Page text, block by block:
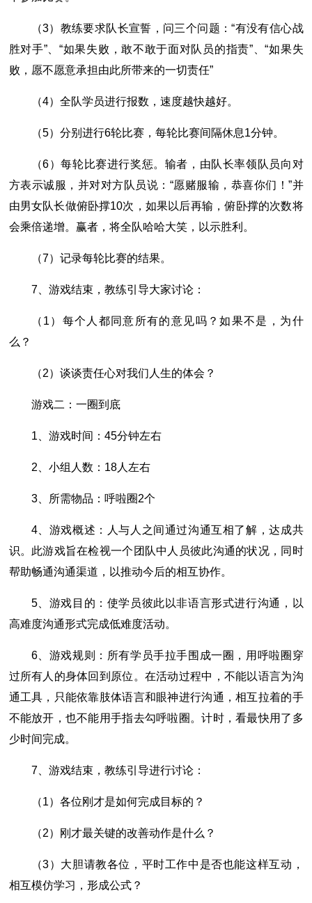
（3）教练要求队长宣誓，问三个问题：“有没有信心战
胜对手”、“如果失败，敢不敢于面对队员的指责”、“如果失
败，愿不愿意承担由此所带来的一切责任”
（4）全队学员进行报数，速度越快越好。
（5）分别进行6轮比赛，每轮比赛间隔休息1分钟。
（6）每轮比赛进行奖惩。输者，由队长率领队员向对
方表示诚服，并对对方队员说：“愿赌服输，恭喜你们！”并
由男女队长做俯卧撑10次，如果以后再输，俯卧撑的次数将
会乘倍递增。赢者，将全队哈哈大笑，以示胜利。
（7）记录每轮比赛的结果。
7、游戏结束，教练引导大家讨论：
（1）每个人都同意所有的意见吗？如果不是，为什
么？
（2）谈谈责任心对我们人生的体会？
游戏二：一圈到底
1、游戏时间：45分钟左右
2、小组人数：18人左右
3、所需物品：呼啦圈2个
4、游戏概述：人与人之间通过沟通互相了解，达成共
识。此游戏旨在检视一个团队中人员彼此沟通的状况，同时
帮助畅通沟通渠道，以推动今后的相互协作。
5、游戏目的：使学员彼此以非语言形式进行沟通，以
高难度沟通形式完成低难度活动。
6、游戏规则：所有学员手拉手围成一圈，用呼啦圈穿
过所有人的身体回到原位。在活动过程中，不能以语言为沟
通工具，只能依靠肢体语言和眼神进行沟通，相互拉着的手
不能放开，也不能用手指去勾呼啦圈。计时，看最快用了多
少时间完成。
7、游戏结束，教练引导进行讨论：
（1）各位刚才是如何完成目标的？
（2）刚才最关键的改善动作是什么？
（3）大胆请教各位，平时工作中是否也能这样互动，
相互模仿学习，形成公式？